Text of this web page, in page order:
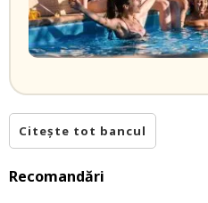
Citește tot bancul
Recomandări